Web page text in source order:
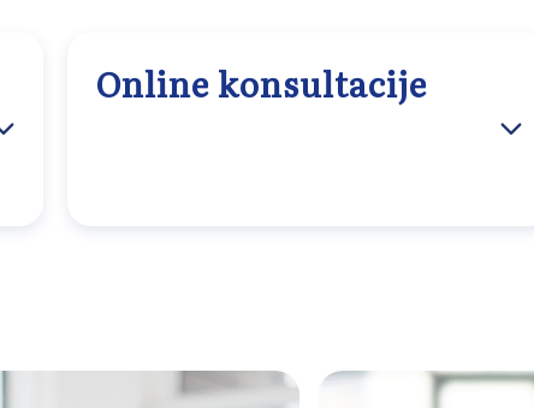
Online konsultacije
lekarom za svoj slučaj. Online konsultacija se
zatim održava putem video poziva preko